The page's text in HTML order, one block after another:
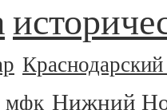
мфк Нижний